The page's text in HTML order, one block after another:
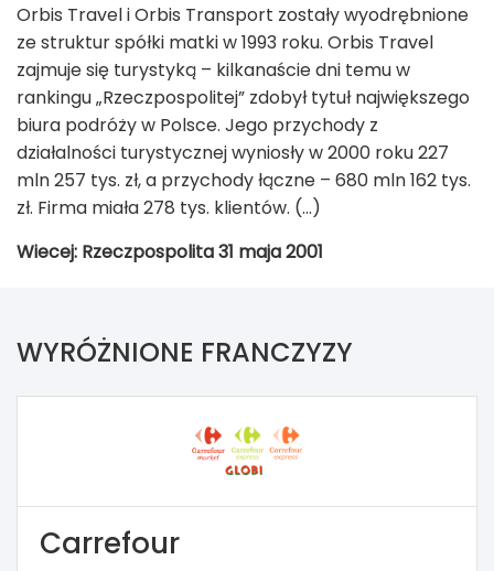
Orbis Travel i Orbis Transport zostały wyodrębnione
ze struktur spółki matki w 1993 roku. Orbis Travel
zajmuje się turystyką – kilkanaście dni temu w
rankingu „Rzeczpospolitej” zdobył tytuł największego
biura podróży w Polsce. Jego przychody z
działalności turystycznej wyniosły w 2000 roku 227
mln 257 tys. zł, a przychody łączne – 680 mln 162 tys.
zł. Firma miała 278 tys. klientów. (...)
Wiecej: Rzeczpospolita 31 maja 2001
WYRÓŻNIONE FRANCZYZY
Carrefour